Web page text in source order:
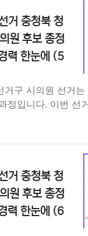
거 충청북 청
원 후보 총정
력 한눈에 (5
거구 시의원 선거
정입니다. 이번 선
거 충청북 청
원 후보 총정
력 한눈에 (6